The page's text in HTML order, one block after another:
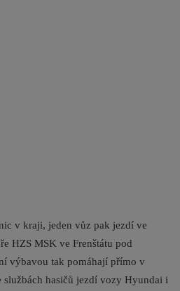
v kraji, jeden vůz pak jezdí ve
HZS MSK ve Frenštátu pod
výbavou tak pomáhají přímo v
hasičů jezdí vozy Hyundai i